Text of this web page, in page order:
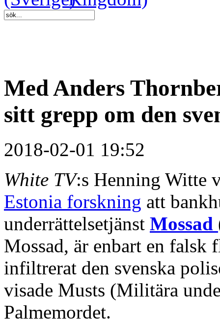
Med Anders
sitt grepp om den
2018-02-01 19:52
White TV:s Henning Witte
Estonia forskning att
underrättelsetjänst Mossad
Mossad, är enbart en falsk
infiltrerat den svenska
visade Musts (Militära
Palmemordet.